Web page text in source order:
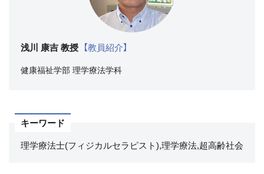
浅川 康吉 教授 【教員紹介】
健康福祉学部 理学療法学科
キーワード
理学療法士(フィジカルセラピスト),理学療法,超高齢社会